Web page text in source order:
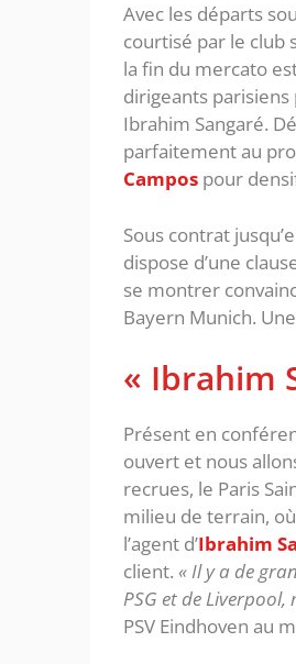
Avec les départs
courtisé par le club
la fin du mercato
dirigeants parisiens
Ibrahim Sangaré.
parfaitement au
Campos pour
Sous contrat
dispose d’une
se montrer
Bayern Munich.
« Ibrahim
Présent en
ouvert et nous
recrues, le Paris
milieu de terrain,
l’agent d’Ibrahim
client. « Il y a de
PSG et de Liverpool,
PSV Eindhoven au